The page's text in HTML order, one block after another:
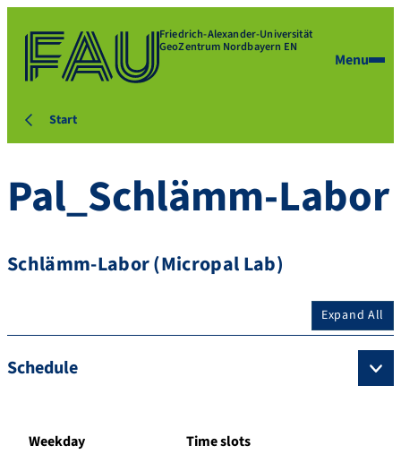
Friedrich-Alexander-Universität
GeoZentrum Nordbayern EN
Menu
Start
Pal_Schlämm-Labor
Schlämm-Labor (Micropal Lab)
Expand All
Schedule
Weekday Time slots